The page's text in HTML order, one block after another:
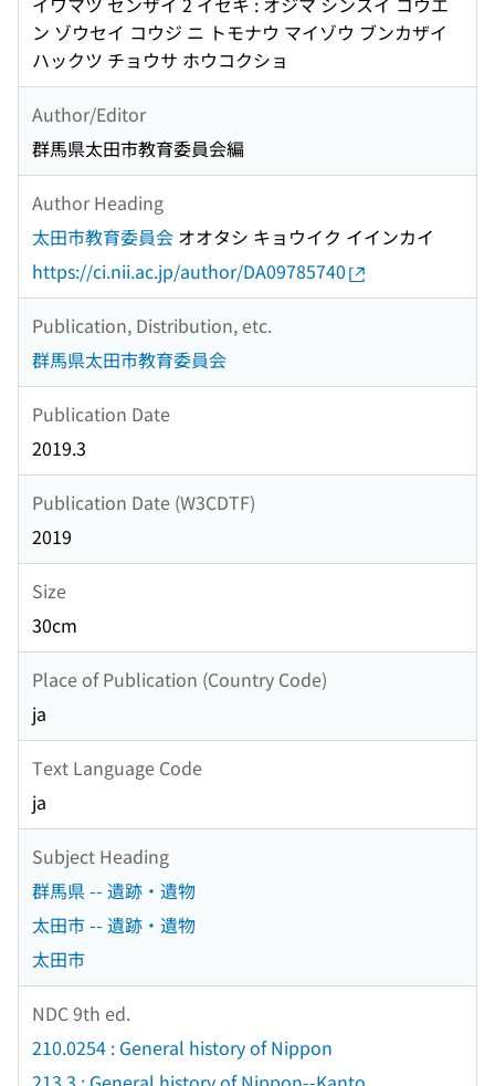
ン ゾウセイ コウジ ニ トモナウ マイゾウ ブンカザイ
ハックツ チョウサ ホウコクショ
Author/Editor
群馬県太田市教育委員会編
Author Heading
太田市教育委員会 オオタシ キョウイク イインカイ
https://ci.nii.ac.jp/author/DA09785740
Publication, Distribution, etc.
群馬県太田市教育委員会
Publication Date
2019.3
Publication Date (W3CDTF)
2019
Size
30cm
Place of Publication (Country Code)
ja
Text Language Code
ja
Subject Heading
群馬県 -- 遺跡・遺物
太田市 -- 遺跡・遺物
太田市
NDC 9th ed.
210.0254 : General history of Nippon